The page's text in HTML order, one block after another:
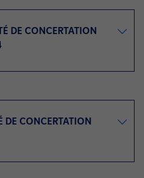
DE CONCERTATION
CONCERTATION